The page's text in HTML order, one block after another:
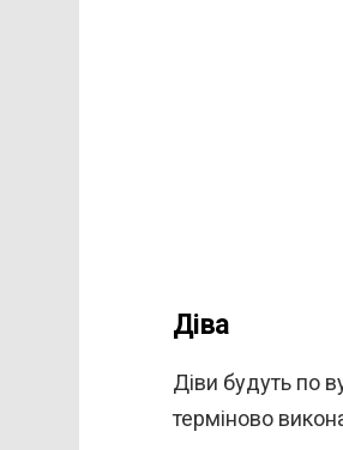
Діва
Діви будуть по
терміново